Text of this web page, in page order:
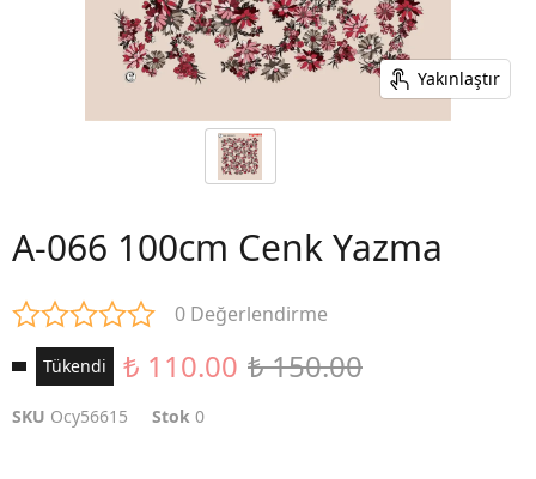
Yakınlaştır
A-066 100cm Cenk Yazma
0 Değerlendirme
Tükendi ₺ 110.00 ₺ 150.00
SKU Ocy56615 Stok 0